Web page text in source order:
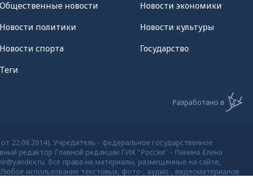
Общественные новости
Новости политики
Новости спорта
Теги
Новости экономики
Новости культуры
Государство
Разработано в
22.08.2014). Учредитель - федеральное государственное
редактор Главной редакции ГИК "Россия" - Панина Елена
Все права на материалы, размещенные на сайте,
использование текстовых, фото-, аудио-, видеоматериалов